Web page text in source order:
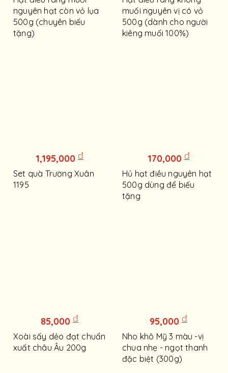
nguyên hạt còn vỏ lụa
500g (chuyên biếu
tặng)
muối nguyên vị có vỏ
500g (dành cho người
kiêng muối 100%)
1,195,000 đ
Set quà Trường Xuân
1195
170,000 đ
Hủ hạt điều nguyên hạt
500g dùng để biếu
tặng
85,000 đ
Xoài sấy dẻo đạt chuẩn
xuất châu Âu 200g
95,000 đ
Nho khô Mỹ 3 màu -vị
chua nhẹ - ngọt thanh
đặc biệt (300g)